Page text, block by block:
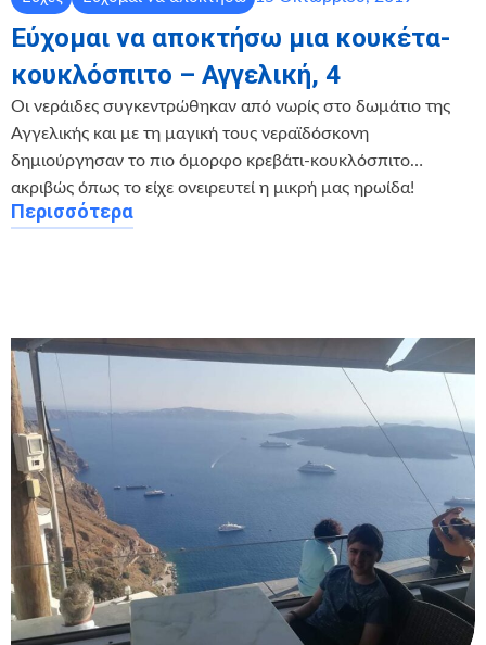
Εύχομαι να αποκτήσω μια κουκέτα-
κουκλόσπιτο – Αγγελική, 4
Οι νεράιδες συγκεντρώθηκαν από νωρίς στο δωμάτιο της
Αγγελικής και με τη μαγική τους νεραϊδόσκονη
δημιούργησαν το πιο όμορφο κρεβάτι-κουκλόσπιτο…
ακριβώς όπως το είχε ονειρευτεί η μικρή μας ηρωίδα!
Περισσότερα